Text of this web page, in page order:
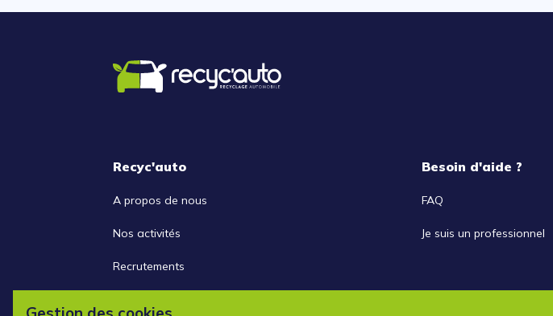
Recyc'auto
A propos de nous
Nos activités
Recrutements
Besoin d'aide ?
FAQ
Je suis un professionnel